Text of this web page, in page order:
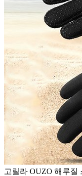
고릴라 OUZO 해루질